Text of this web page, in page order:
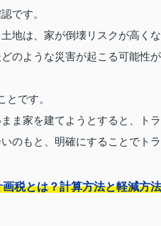
です。
地は、家が倒壊リスクが高く
のような災害が起こる可能性
です。
ま家を建てようとすると、ト
のもと、明確にすることでトラ
税とは？計算方法と軽減方